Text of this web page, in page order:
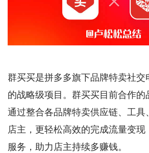
群买买是拼多多旗下品牌特卖社交
的战略级项目。群买买目前合作的
通过整合各品牌特卖供应链、工具
店主，更轻松高效的完成流量变
服务，助力店主持续多赚钱。